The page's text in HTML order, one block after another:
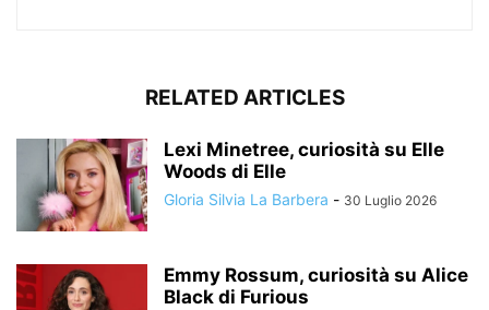
RELATED ARTICLES
Lexi Minetree, curiosità su Elle
Woods di Elle
Gloria Silvia La Barbera - 30 Luglio 2026
Emmy Rossum, curiosità su Alice
Black di Furious